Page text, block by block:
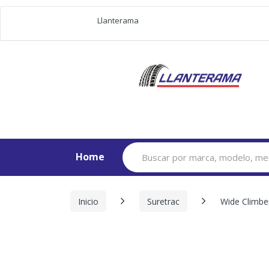
Llanterama
Home
Search
for:
Inicio Suretrac Wide